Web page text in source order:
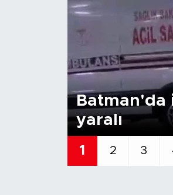
Batman'da
yaralı
1 2 3